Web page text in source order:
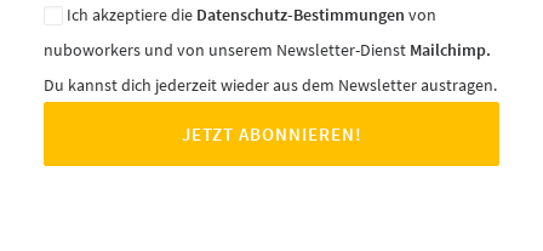
Ich akzeptiere die Datenschutz-Bestimmungen von
nuboworkers und von unserem Newsletter-Dienst Mailchimp.
Du kannst dich jederzeit wieder aus dem Newsletter austragen.